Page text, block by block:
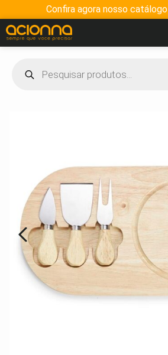
Confira agora nosso catálogo